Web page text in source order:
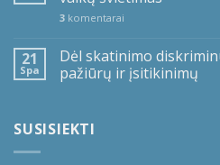
3 komentarai
21
Spa
Dėl skatinimo
pažiūrų ir įsitikinimų
SUSISIEKTI